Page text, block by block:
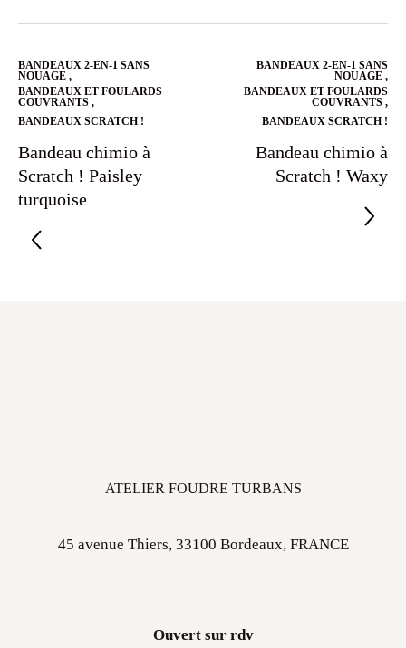
BANDEAUX 2-EN-1 SANS
NOUAGE ,
BANDEAUX ET FOULARDS
COUVRANTS ,
BANDEAUX SCRATCH !
Bandeau chimio à
Scratch ! Paisley
turquoise
BANDEAUX 2-EN-1 SANS
NOUAGE ,
BANDEAUX ET FOULARDS
COUVRANTS ,
BANDEAUX SCRATCH !
Bandeau chimio à
Scratch ! Waxy
ATELIER FOUDRE TURBANS
45 avenue Thiers, 33100 Bordeaux, FRANCE
Ouvert sur rdv